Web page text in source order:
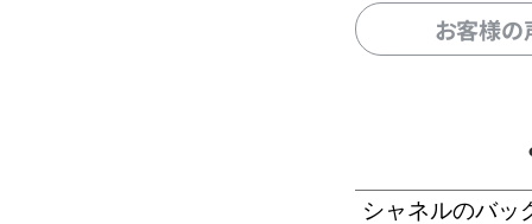
お客様
シャネルのバッ